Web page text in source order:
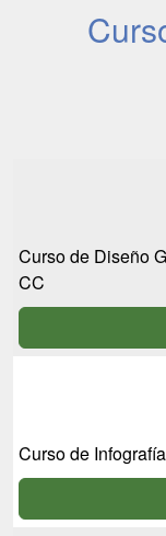
Curso de Diseño
CC
Curso de